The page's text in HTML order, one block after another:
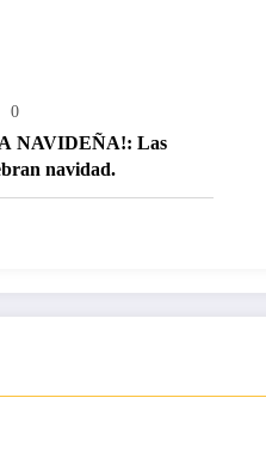
0
NAVIDEÑA!: Las
navidad.